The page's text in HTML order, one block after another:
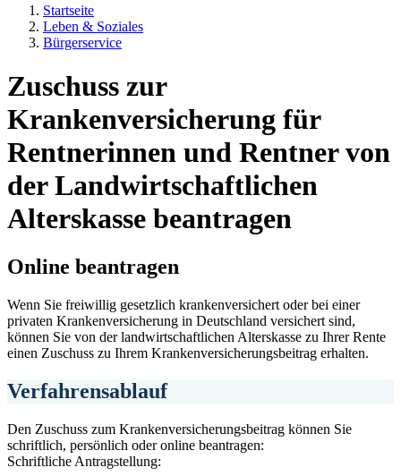
Startseite
Leben & Soziales
Bürgerservice
Zuschuss zur
Krankenversicherung für
Rentnerinnen und Rentner von
der Landwirtschaftlichen
Alterskasse beantragen
Online beantragen
Wenn Sie freiwillig gesetzlich krankenversichert oder bei einer
privaten Krankenversicherung in Deutschland versichert sind,
können Sie von der landwirtschaftlichen Alterskasse zu Ihrer Rente
einen Zuschuss zu Ihrem Krankenversicherungsbeitrag erhalten.
Verfahrensablauf
Den Zuschuss zum Krankenversicherungsbeitrag können Sie
schriftlich, persönlich oder online beantragen:
Schriftliche Antragstellung: